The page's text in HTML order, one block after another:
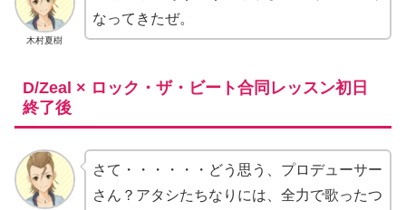
木村夏樹
なってきたぜ。
D/Zeal × ロック・ザ・ビート合同レッスン初日
終了後
さて・・・・・・どう思う、プロデューサー
さん？アタシたちなりには、全力で歌ったつ